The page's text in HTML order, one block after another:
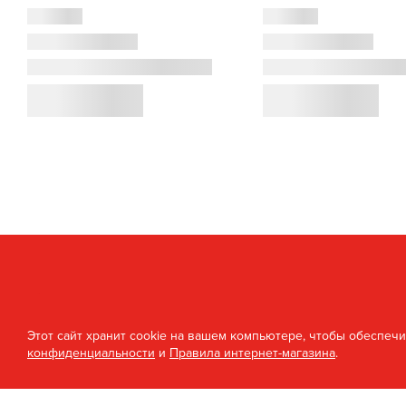
Этот сайт хранит cookie на вашем компьютере, чтобы
конфиденциальности и Правила интернет-магазина.